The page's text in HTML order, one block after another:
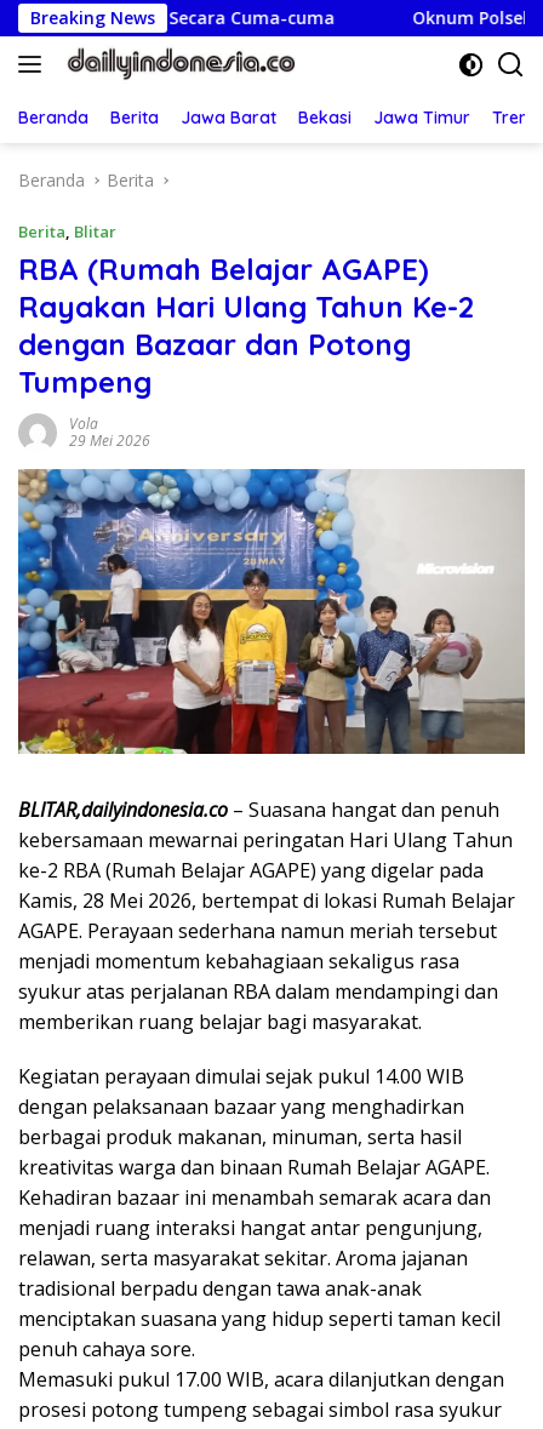
Langsung
ke
konten
Breaking News
Secara Cuma-cuma Oknum Polsek Kebon Jeruk
Beranda Berita Jawa Barat Bekasi Jawa Timur
Beranda Berita
Berita, Blitar
RBA (Rumah Belajar AGAPE)
Rayakan Hari Ulang Tahun Ke-2
dengan Bazaar dan Potong
Tumpeng
Vola
29 Mei 2026
BLITAR,dailyindonesia.co – Suasana hangat dan penuh
kebersamaan mewarnai peringatan Hari Ulang Tahun
ke-2 RBA (Rumah Belajar AGAPE) yang digelar pada
Kamis, 28 Mei 2026, bertempat di lokasi Rumah Belajar
AGAPE. Perayaan sederhana namun meriah tersebut
menjadi momentum kebahagiaan sekaligus rasa
syukur atas perjalanan RBA dalam mendampingi dan
memberikan ruang belajar bagi masyarakat.
Kegiatan perayaan dimulai sejak pukul 14.00 WIB
dengan pelaksanaan bazaar yang menghadirkan
berbagai produk makanan, minuman, serta hasil
kreativitas warga dan binaan Rumah Belajar AGAPE.
Kehadiran bazaar ini menambah semarak acara dan
menjadi ruang interaksi hangat antar pengunjung,
relawan, serta masyarakat sekitar. Aroma jajanan
tradisional berpadu dengan tawa anak-anak
menciptakan suasana yang hidup seperti taman kecil
penuh cahaya sore.
Memasuki pukul 17.00 WIB, acara dilanjutkan dengan
prosesi potong tumpeng sebagai simbol rasa syukur